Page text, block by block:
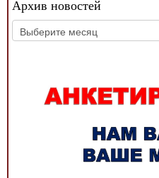
Архив новостей
Архив
новостей